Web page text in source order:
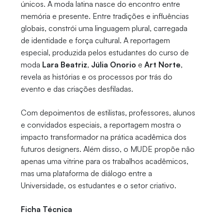
únicos. A moda latina nasce do encontro entre
memória e presente. Entre tradições e influências
globais, constrói uma linguagem plural, carregada
de identidade e força cultural. A reportagem
especial, produzida pelos estudantes do curso de
moda Lara Beatriz, Júlia Onorio e Art Norte,
revela as histórias e os processos por trás do
evento e das criações desfiladas.
Com depoimentos de estilistas, professores, alunos
e convidados especiais, a reportagem mostra o
impacto transformador na prática acadêmica dos
futuros designers. Além disso, o MUDE propõe não
apenas uma vitrine para os trabalhos acadêmicos,
mas uma plataforma de diálogo entre a
Universidade, os estudantes e o setor criativo.
Ficha Técnica